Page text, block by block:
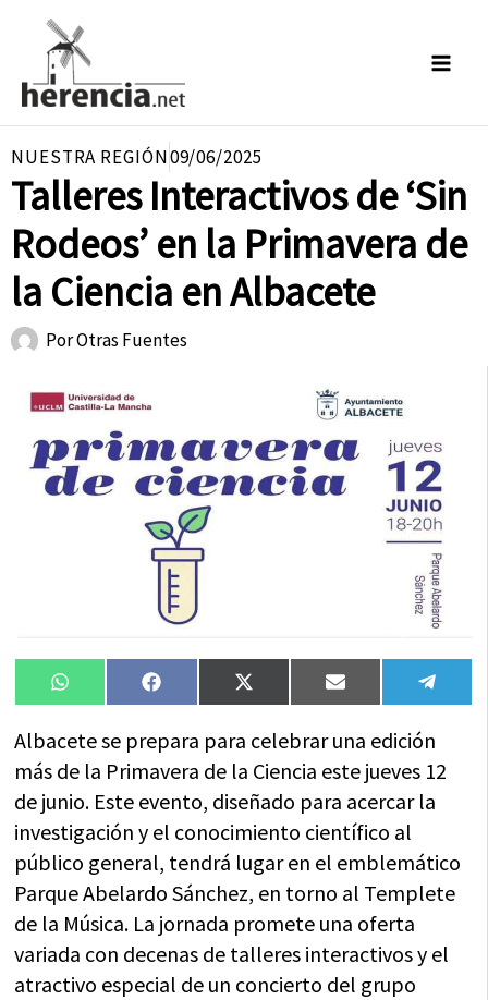
contenido
NUESTRA REGIÓN09/06/2025
Talleres Interactivos de ‘Sin
Rodeos’ en la Primavera de
la Ciencia en Albacete
PorOtras Fuentes
Compartir
en
WhatsAppCompartir
en
FacebookCompartir
en
X
(Twitter)
Compartir
en
Email
en
Albacete se prepara para celebrar una edición
más de la Primavera de la Ciencia este jueves 12
de junio. Este evento, diseñado para acercar la
investigación y el conocimiento científico al
público general, tendrá lugar en el emblemático
Parque Abelardo Sánchez, en torno al Templete
de la Música. La jornada promete una oferta
variada con decenas de talleres interactivos y el
atractivo especial de un concierto del grupo